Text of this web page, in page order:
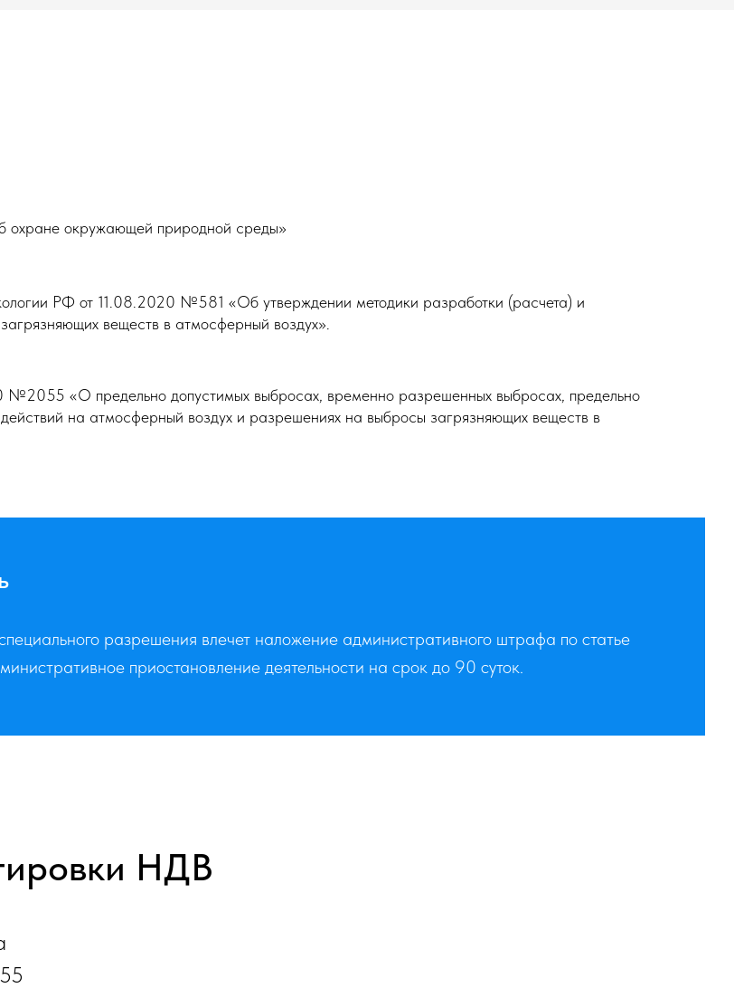
окружающей природной среды»
РФ от 11.08.2020 №581 «Об утверждении методики разработки (расчета) и
веществ в атмосферный воздух».
№2055 «О предельно допустимых выбросах, временно разрешенных выбросах, предельно
на атмосферный воздух и разрешениях на выбросы загрязняющих веществ в
разрешения влечет наложение административного штрафа по статье
приостановление деятельности на срок до 90 суток.
НДВ